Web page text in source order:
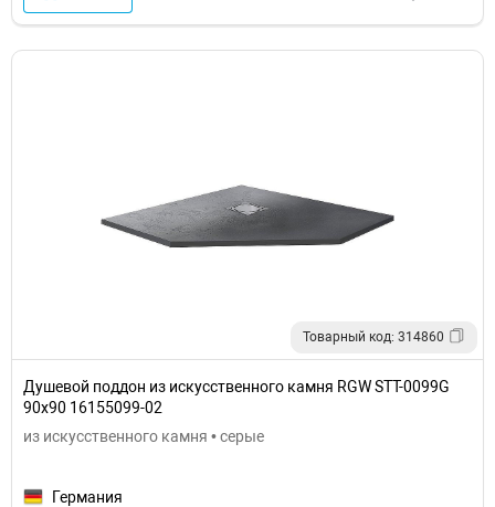
Товарный код: 314860
Душевой поддон из искусственного камня RGW STT-0099G
90х90 16155099-02
из искусственного камня • серые
Германия